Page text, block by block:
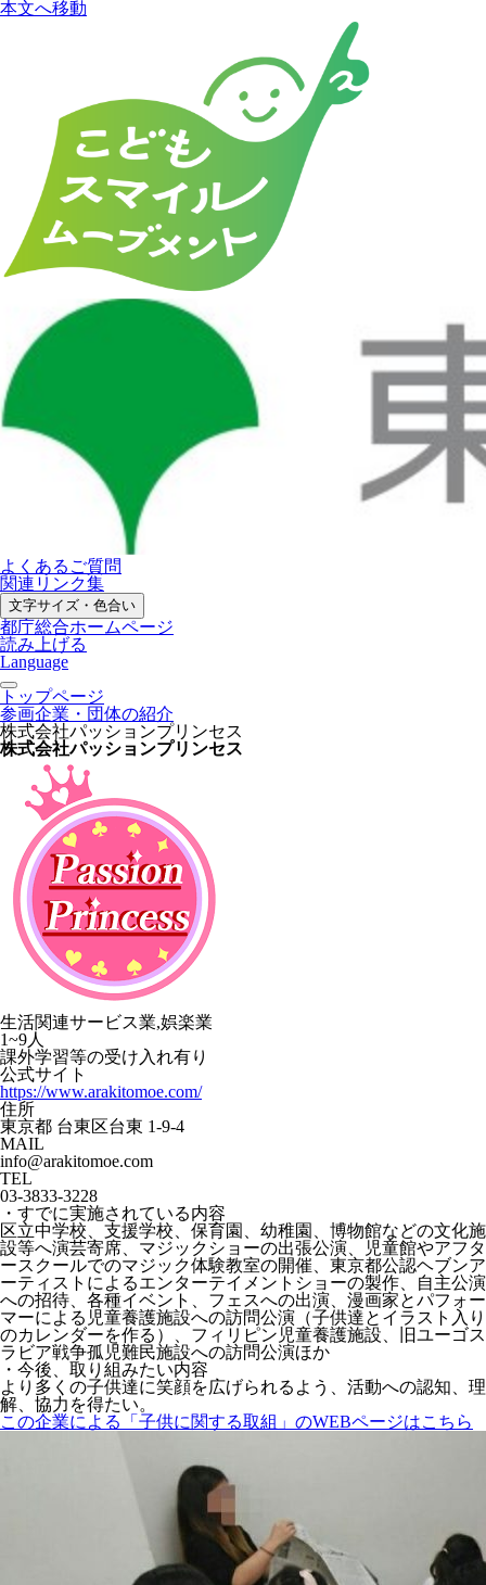
本文へ移動
よくあるご質問
関連リンク集
文字サイズ・色合い
都庁総合ホームページ
読み上げる
Language
トップページ
参画企業・団体の紹介
株式会社パッションプリンセス
株式会社パッションプリンセス
生活関連サービス業,娯楽業
1~9人
課外学習等の受け入れ有り
公式サイト
https://www.arakitomoe.com/
住所
東京都 台東区台東 1-9-4
MAIL
info@arakitomoe.com
TEL
03-3833-3228
・すでに実施されている内容
区立中学校、支援学校、保育園、幼稚園、博物館などの文化施
設等へ演芸寄席、マジックショーの出張公演、児童館やアフタ
ースクールでのマジック体験教室の開催、東京都公認ヘブンア
ーティストによるエンターテイメントショーの製作、自主公演
への招待、各種イベント、フェスへの出演、漫画家とパフォー
マーによる児童養護施設への訪問公演（子供達とイラスト入り
のカレンダーを作る）、フィリピン児童養護施設、旧ユーゴス
ラビア戦争孤児難民施設への訪問公演ほか
・今後、取り組みたい内容
より多くの子供達に笑顔を広げられるよう、活動への認知、理
解、協力を得たい。
この企業による「子供に関する取組」のWEBページはこちら